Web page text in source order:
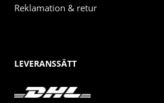
Reklamation & retur
LEVERANSSÄTT